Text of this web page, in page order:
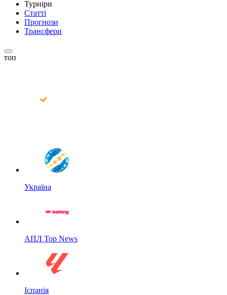
Турніри
Статті
Прогнози
Трансфери
топ
Україна
АПЛ Top News
Іспанія